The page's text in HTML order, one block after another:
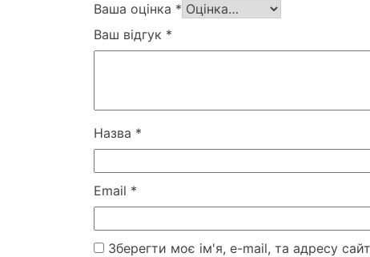
Ваша оцінка *
Ваш відгук *
Назва *
Email *
Зберегти моє ім'я, e-mail, та адресу